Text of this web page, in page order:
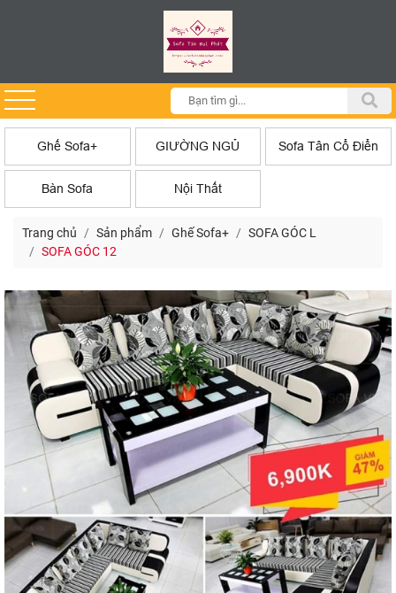
Ghế Sofa+ GIƯỜNG NGỦ Sofa Tân Cổ Điển
Bàn Sofa Nội Thất
Trang chủ Sản phẩm Ghế Sofa+
SOFA GÓC L
SOFA GÓC 12